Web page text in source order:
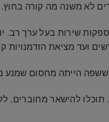
לא משנה מה קורה בחוץ.
שירות בעל ערך רב.
ועד מציאת הזדמנויות
הייתה מחסום
להישאר מחוברים,